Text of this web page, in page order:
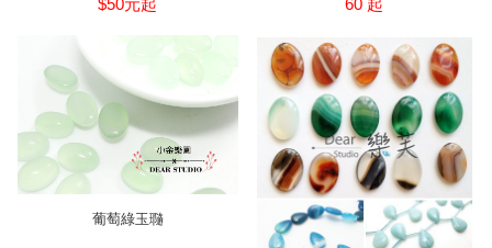
$50元起 60 起
葡萄綠玉瓍